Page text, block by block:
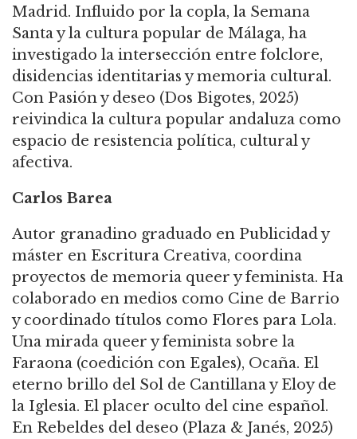
Madrid. Influido por la copla, la Semana
Santa y la cultura popular de Málaga, ha
investigado la intersección entre folclore,
disidencias identitarias y memoria cultural.
Con Pasión y deseo (Dos Bigotes, 2025)
reivindica la cultura popular andaluza como
espacio de resistencia política, cultural y
afectiva.
Carlos Barea
Autor granadino graduado en Publicidad y
máster en Escritura Creativa, coordina
proyectos de memoria queer y feminista. Ha
colaborado en medios como Cine de Barrio
y coordinado títulos como Flores para Lola.
Una mirada queer y feminista sobre la
Faraona (coedición con Egales), Ocaña. El
eterno brillo del Sol de Cantillana y Eloy de
la Iglesia. El placer oculto del cine español.
En Rebeldes del deseo (Plaza & Janés, 2025)